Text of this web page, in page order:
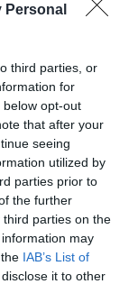
Personal
third parties, or
for
opt-out
that after your
seeing
utilized by
parties prior to
the further
parties on the
may
IAB’s List of
it to other
de interior
de bordes
a mediados
atractivas, de
suelo fértil y